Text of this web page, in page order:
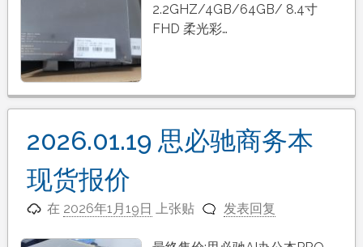
2.2GHZ/4GB/64GB/ 8.4寸
FHD 柔光彩…
2026.01.19 思必驰商务本
现货报价
在 2026年1月19日 上张贴 发表回复